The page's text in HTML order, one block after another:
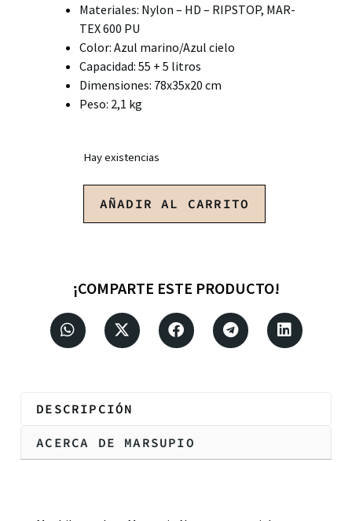
Materiales: Nylon – HD – RIPSTOP, MAR-
TEX 600 PU
Color: Azul marino/Azul cielo
Capacidad: 55 + 5 litros
Dimensiones: 78x35x20 cm
Peso: 2,1 kg
Hay existencias
AÑADIR AL CARRITO
¡COMPARTE ESTE PRODUCTO!
DESCRIPCIÓN
ACERCA DE MARSUPIO